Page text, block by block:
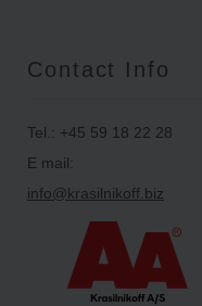
Contact Info
Tel.: +45 59 18 22 28
E mail:
info@krasilnikoff.biz